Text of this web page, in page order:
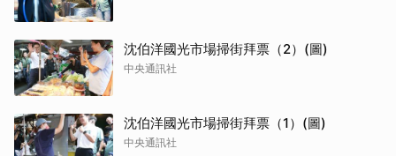
沈伯洋國光市場掃街拜票（2）(圖)
中央通訊社
沈伯洋國光市場掃街拜票（1）(圖)
中央通訊社